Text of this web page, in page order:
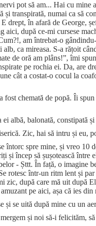
pot să am... Hai cu mine
și transpirată, numai ca să
drept, în afară de George,
aici, după ce-mi cursese
am întrebat-o
ca mireasa. S-a rățoit
de oră am plâns!”, îmi
pe rochia ei. Da, are
cât a costat-o cocul la
fost chemată de popă. Îi
ei albă, balonată, constipată
Zic, hai să intru și eu,
întorc spre mine, și vreo 10
și încep să șușotească între
- Șttt. În față, o imagine
rotesc într-un ritm lent și
zic, după care mă uit după
pe aici, așa că ies din
și se uită după mine cu un
și noi să-i felicităm,